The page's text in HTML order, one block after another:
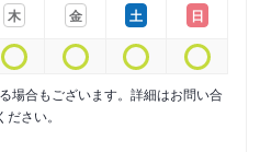
木
金
土
日
場合もございます。詳細はお問い合
ださい。